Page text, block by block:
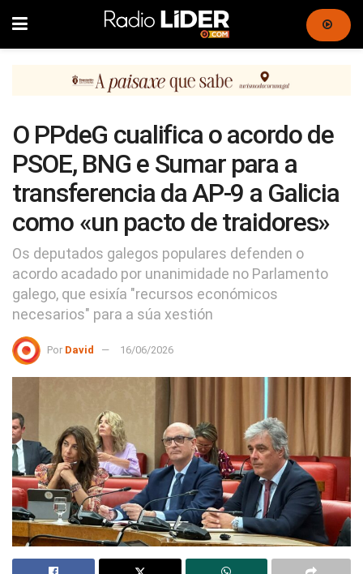
O PPdeG cualifica o acordo de
PSOE, BNG e Sumar para a
transferencia da AP-9 a Galicia
como «un pacto de traidores»
Os deputados galegos populares defenden o
acordo acadado por unanimidade no Parlamento
galego, que esixía "recursos económicos
necesarios" para a súa xestión
Por David 16/06/2026